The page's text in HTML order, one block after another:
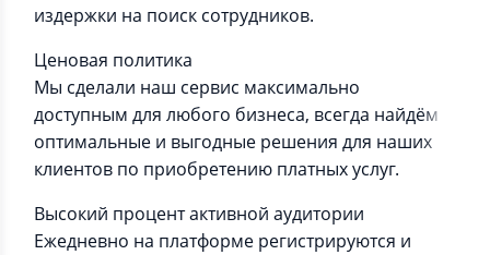
издержки на поиск сотрудников.
Ценовая политика
Мы сделали наш сервис максимально
доступным для любого бизнеса, всегда найдём
оптимальные и выгодные решения для наших
клиентов по приобретению платных услуг.
Высокий процент активной аудитории
Ежедневно на платформе регистрируются и